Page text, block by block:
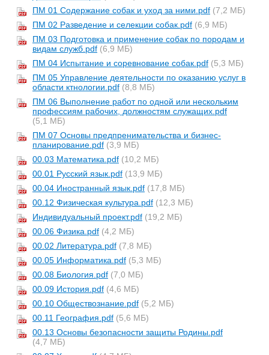
ПМ 01 Содержание собак и уход за ними.pdf (7,2 МБ)
ПМ 02 Разведение и селекции собак.pdf (6,9 МБ)
ПМ 03 Подготовка и применение собак по породам и
видам служб.pdf (6,9 МБ)
ПМ 04 Испытание и соревнование собак.pdf (5,3 МБ)
ПМ 05 Управление деятельности по оказанию услуг в
области ктнологии.pdf (8,8 МБ)
ПМ 06 Выполнение работ по одной или нескольким
профессиям рабочих, должностям служащих.pdf
(5,1 МБ)
ПМ 07 Основы предпренимательства и бизнес-
планирование.pdf (3,9 МБ)
00.03 Математика.pdf (10,2 МБ)
00.01 Русский язык.pdf (13,9 МБ)
00.04 Иностранный язык.pdf (17,8 МБ)
00.12 Физическая культура.pdf (12,3 МБ)
Индивидуальный проект.pdf (19,2 МБ)
00.06 Физика.pdf (4,2 МБ)
00.02 Литература.pdf (7,8 МБ)
00.05 Информатика.pdf (5,3 МБ)
00.08 Биология.pdf (7,0 МБ)
00.09 История.pdf (4,6 МБ)
00.10 Обществознание.pdf (5,2 МБ)
00.11 География.pdf (5,6 МБ)
00.13 Основы безопасности защиты Родины.pdf
(4,7 МБ)